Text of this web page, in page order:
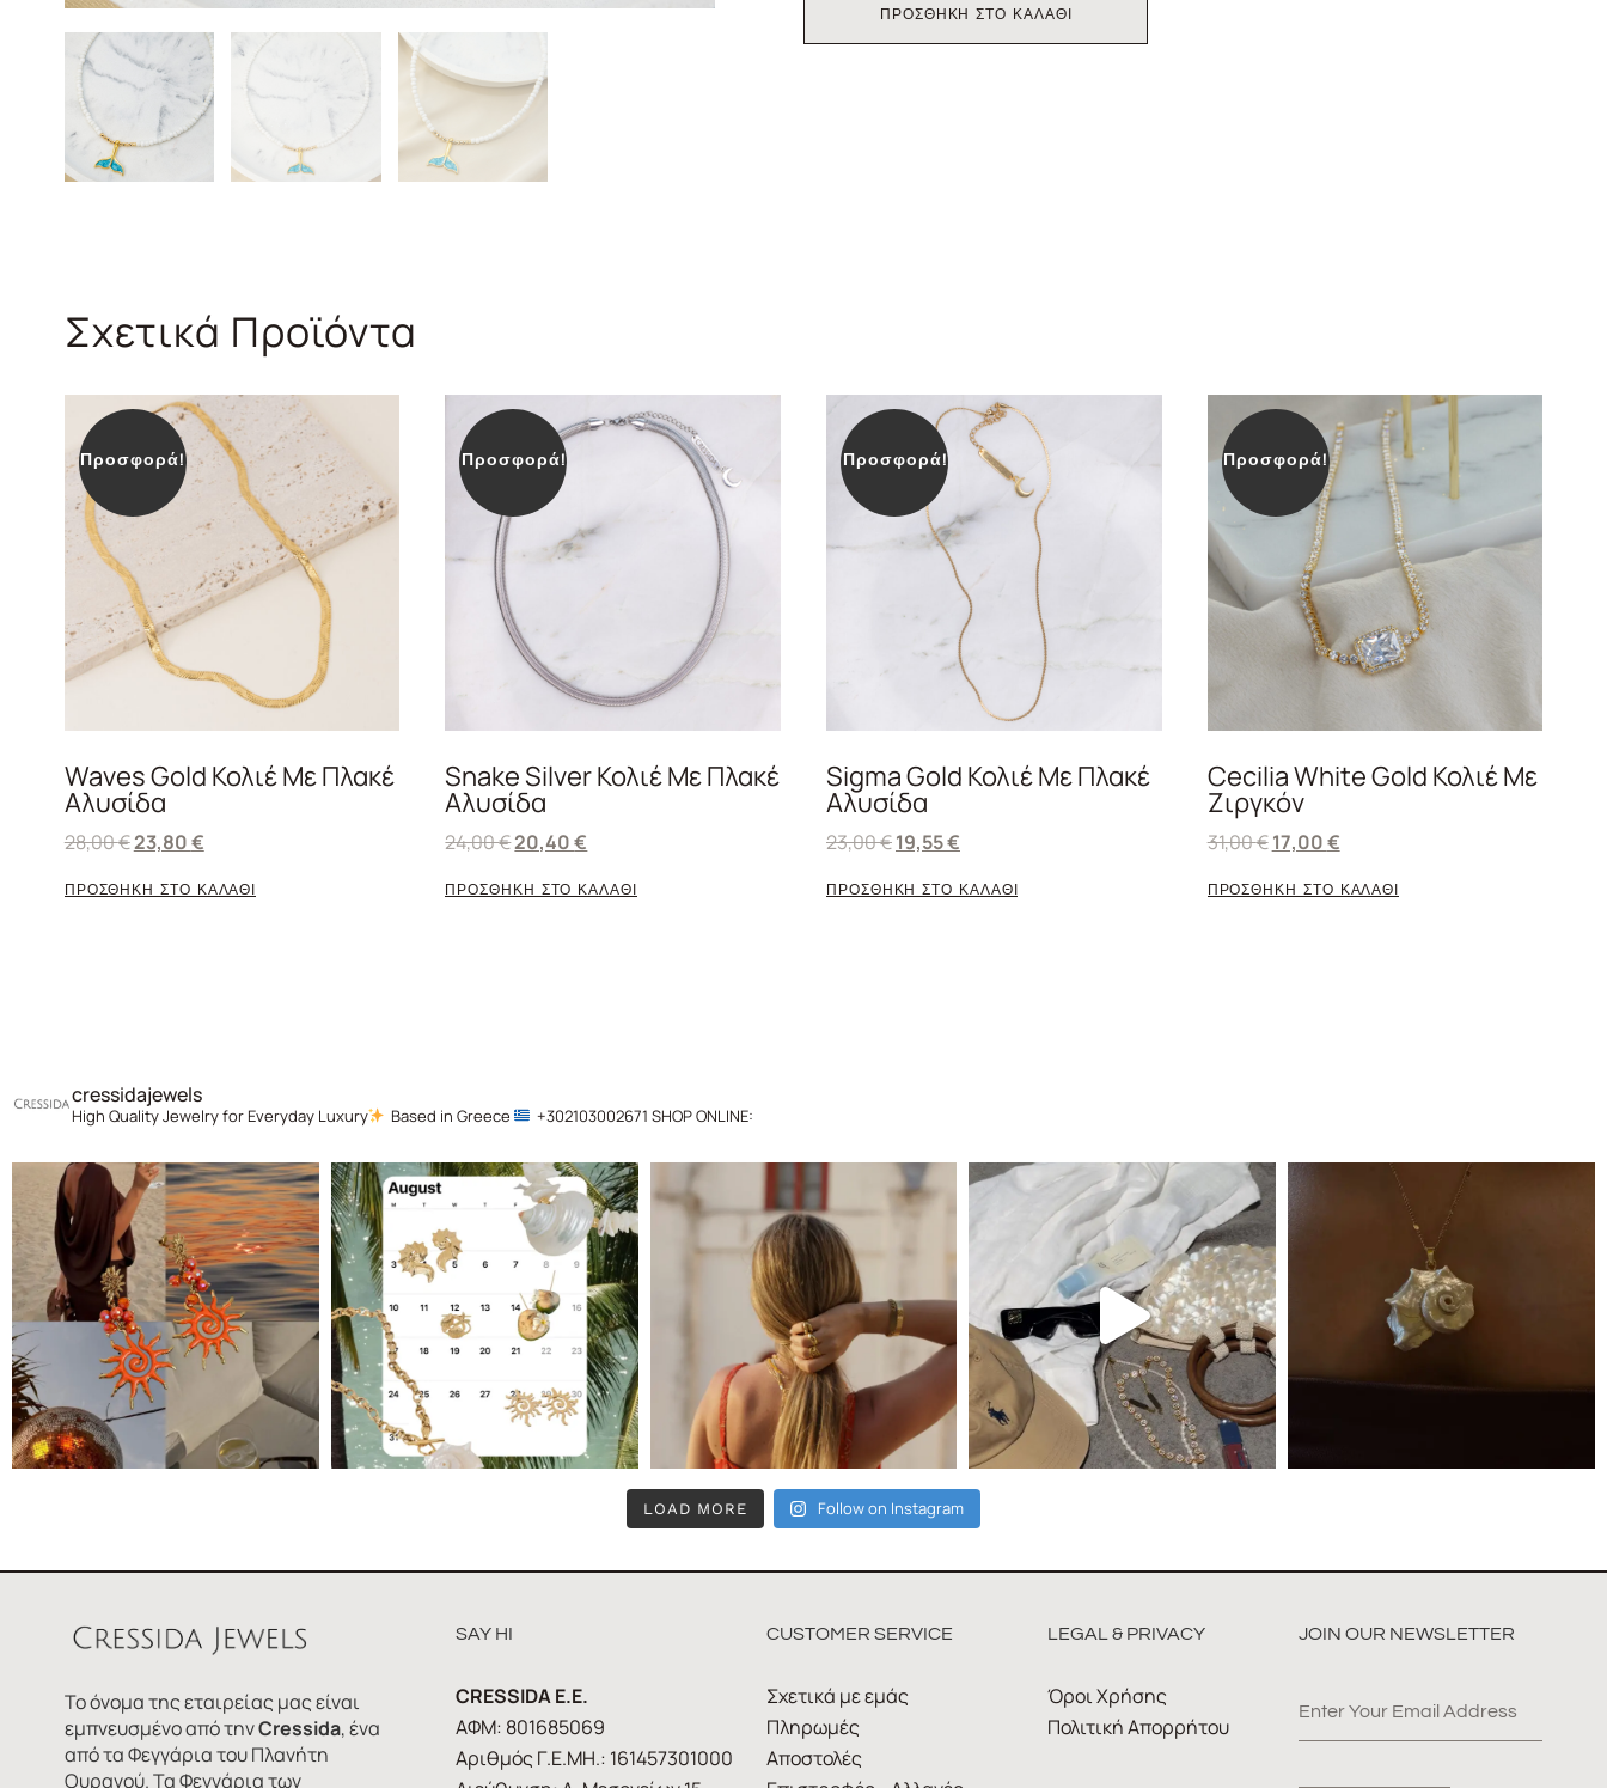
ΠΡΟΣΘΗΚΗ ΣΤΟ ΚΑΛΑΘΙ
Σχετικά Προϊόντα
Προσφορά!
Waves Gold Κολιέ Με Πλακέ
Αλυσίδα
28,00€23,80€
ΠΡΟΣΘΗΚΗ ΣΤΟ ΚΑΛΑΘΙ
Προσφορά!
Snake Silver Κολιέ Με Πλακέ
Αλυσίδα
24,00€20,40€
ΠΡΟΣΘΗΚΗ ΣΤΟ ΚΑΛΑΘΙ
Προσφορά!
Sigma Gold Κολιέ Με Πλακέ
Αλυσίδα
23,00€19,55€
ΠΡΟΣΘΗΚΗ ΣΤΟ ΚΑΛΑΘΙ
Προσφορά!
Cecilia White Gold Κολιέ Με
Ζιργκόν
31,00€17,00€
ΠΡΟΣΘΗΚΗ ΣΤΟ ΚΑΛΑΘΙ
cressidajewels
High Quality Jewelry for Everyday Luxury Based in Greece +302103002671 SHOP ONLINE:
LOAD MORE Follow on Instagram
Το όνομα της εταιρείας μας είναι
εμπνευσμένο από τηνCressida, ένα
από τα Φεγγάρια του Πλανήτη
Ουρανού. Τα Φεγγάρια των
SAY HI
CRESSIDA E.E.
ΑΦΜ: 801685069
Αριθμός Γ.Ε.ΜΗ.: 161457301000
CUSTOMER SERVICE
Σχετικά με εμάς
Πληρωμές
Αποστολές
LEGAL & PRIVACY
Όροι Χρήσης
Πολιτική Απορρήτου
JOIN OUR NEWSLETTER